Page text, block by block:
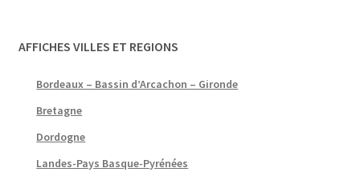
AFFICHES VILLES ET REGIONS
Bordeaux – Bassin d’Arcachon – Gironde
Bretagne
Dordogne
Landes-Pays Basque-Pyrénées